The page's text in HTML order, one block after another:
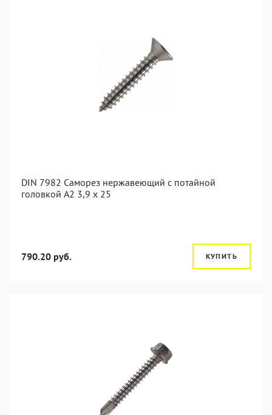
DIN 7982 Саморез нержавеющий с потайной
головкой А2 3,9 x 25
790.20 руб. КУПИТЬ